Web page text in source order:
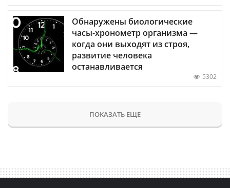
Обнаружены биологические
часы-хронометр организма —
когда они выходят из строя,
развитие человека
останавливается
5302
ПОКАЗАТЬ ЕЩЕ